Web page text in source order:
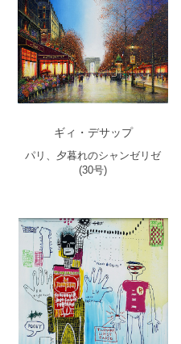
ギィ・デサップ
パリ、夕暮れのシャンゼリゼ
(30号)